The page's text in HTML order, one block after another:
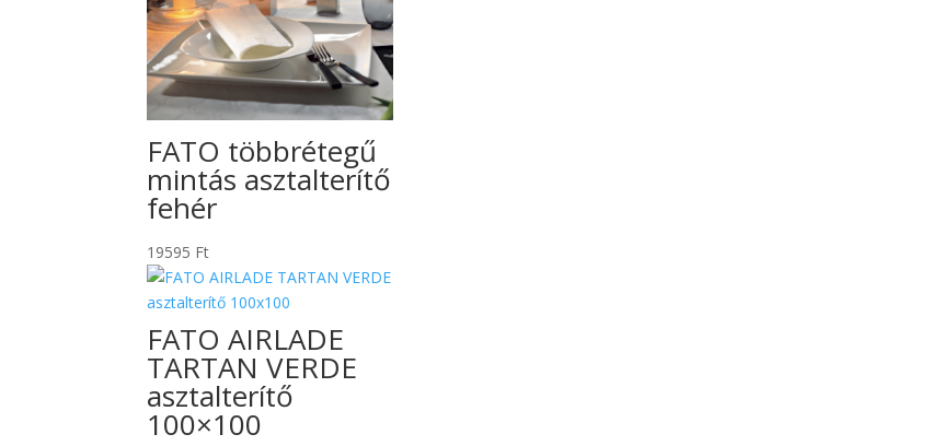
FATO többrétegű
mintás asztalterítő
fehér
19595 Ft
FATO AIRLADE
TARTAN VERDE
asztalterítő
100×100